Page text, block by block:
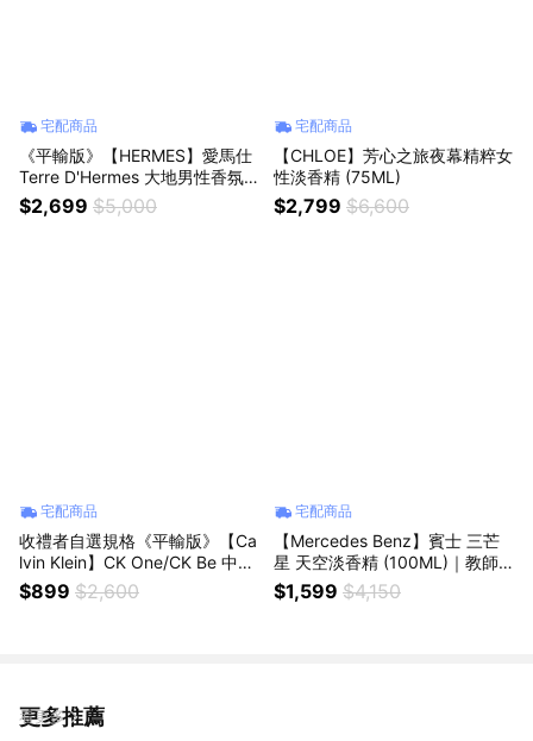
宅配商品
《平輸版》【HERMES】愛馬仕
Terre D'Hermes 大地男性香氛
禮盒(淡香水100ML+沐浴膠80M
L)｜父親節｜星座禮｜生日禮物
$2,699 $5,000
宅配商品
【CHLOE】芳心之旅夜幕精粹女
性淡香精 (75ML)
$2,799 $6,600
宅配商品
收禮者自選規格《平輸版》【Ca
lvin Klein】CK One/CK Be 中性
淡香水 (100ML)｜畢業季｜星座
禮｜生日禮物｜情人節禮物｜感
$899 $2,600
宅配商品
【Mercedes Benz】賓士 三芒
星 天空淡香精 (100ML)｜教師
節｜中秋節｜星座禮｜生日禮物
｜情人節｜感謝禮
$1,599 $4,150
更多推薦
看更多